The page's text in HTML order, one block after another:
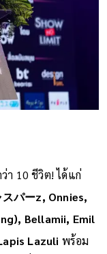
า 10 ชีวิต! ได้แก่
パーz, Onnies,
Bellamii, Emil
Lazuli พร้อม